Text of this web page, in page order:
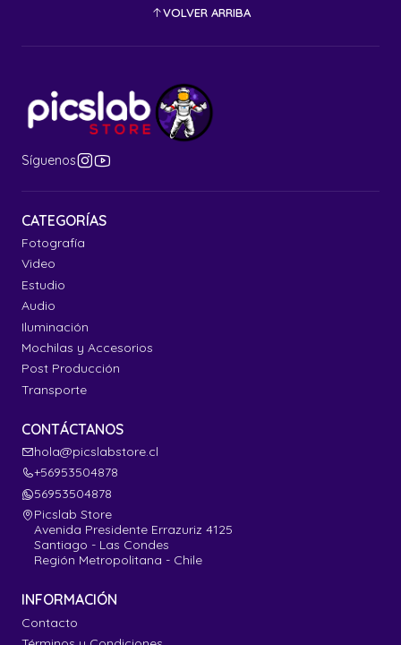
VOLVER ARRIBA
Síguenos
CATEGORÍAS
Fotografía
Video
Estudio
Audio
Iluminación
Mochilas y Accesorios
Post Producción
Transporte
CONTÁCTANOS
hola@picslabstore.cl
+56953504878
56953504878
Picslab Store
Avenida Presidente Errazuriz 4125
Santiago - Las Condes
Región Metropolitana - Chile
INFORMACIÓN
Contacto